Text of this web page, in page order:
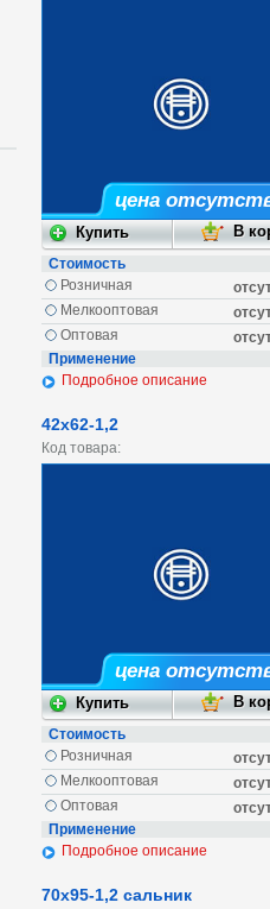
цена
Стоимость
Розничная
Мелкооптовая
Оптовая
Применение
Подробное описание
42х62-1,2
Код товара:
цена
Стоимость
Розничная
Мелкооптовая
Оптовая
Применение
Подробное описание
70х95-1,2 сальник